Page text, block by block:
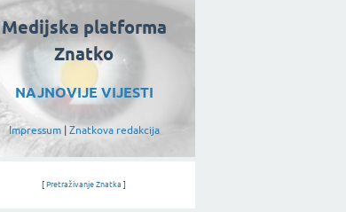
Medijska platforma
Znatko
NAJNOVIJE VIJESTI
Impressum| Znatkova redakcija
[ Pretraživanje Znatka ]